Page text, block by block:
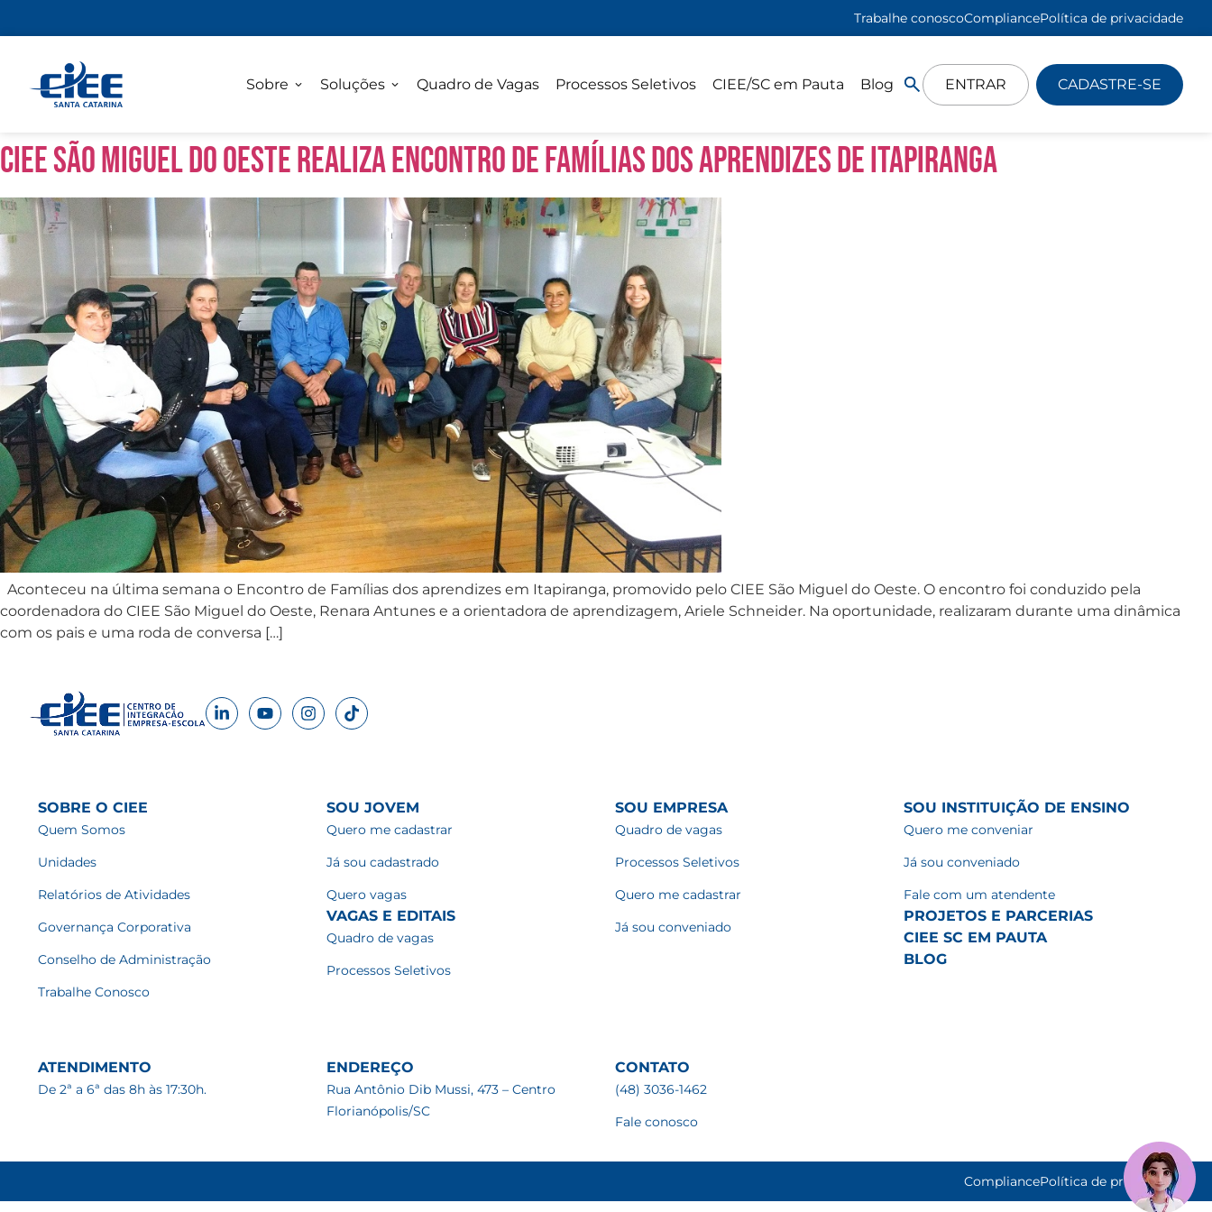
Trabalhe conoscoCompliancePolítica de privacidade
Sobre Soluções Quadro de Vagas Processos Seletivos CIEE/SC em Pauta Blog ENTRAR CADASTRE-SE
CIEE São Miguel do Oeste realiza Encontro de Famílias dos aprendizes de Itapiranga
Aconteceu na última semana o Encontro de Famílias dos aprendizes em Itapiranga, promovido pelo CIEE São Miguel do Oeste. O encontro foi conduzido pela
coordenadora do CIEE São Miguel do Oeste, Renara Antunes e a orientadora de aprendizagem, Ariele Schneider. Na oportunidade, realizaram durante uma dinâmica
com os pais e uma roda de conversa […]
SOBRE O CIEE
Quem Somos
Unidades
Relatórios de Atividades
Governança Corporativa
Conselho de Administração
Trabalhe Conosco
SOU JOVEM
Quero me cadastrar
Já sou cadastrado
Quero vagas
VAGAS E EDITAIS
Quadro de vagas
Processos Seletivos
SOU EMPRESA
Quadro de vagas
Processos Seletivos
Quero me cadastrar
Já sou conveniado
SOU INSTITUIÇÃO DE ENSINO
Quero me conveniar
Já sou conveniado
Fale com um atendente
PROJETOS E PARCERIAS
CIEE SC EM PAUTA
BLOG
ATENDIMENTO
De 2ª a 6ª das 8h às 17:30h.
ENDEREÇO
Rua Antônio Dib Mussi, 473 – Centro
Florianópolis/SC
CONTATO
(48) 3036-1462
Fale conosco
CompliancePolítica de privacidade